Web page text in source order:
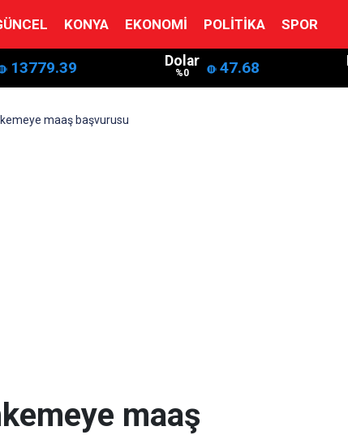
KONYA EKONOMI POLITIKA SPOR
13779.39 Dolar
%0 47.68
maaş başvurusu
maaş